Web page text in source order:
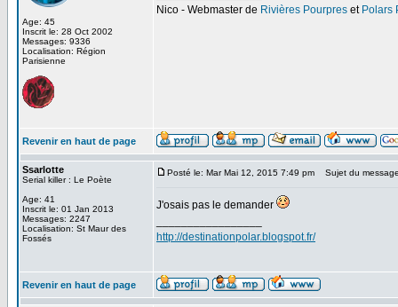
Age: 45
Inscrit le: 28 Oct 2002
Messages: 9336
Localisation: Région
Parisienne
Nico - Webmaster de Rivières Pourpres et Polars
Revenir en haut de page
Ssarlotte
Serial killer : Le Poète
Age: 41
Inscrit le: 01 Jan 2013
Messages: 2247
Localisation: St Maur des
Fossés
Posté le: Mar Mai 12, 2015 7:49 pm Sujet du
J'osais pas le demander
http://destinationpolar.blogspot.fr/
Revenir en haut de page